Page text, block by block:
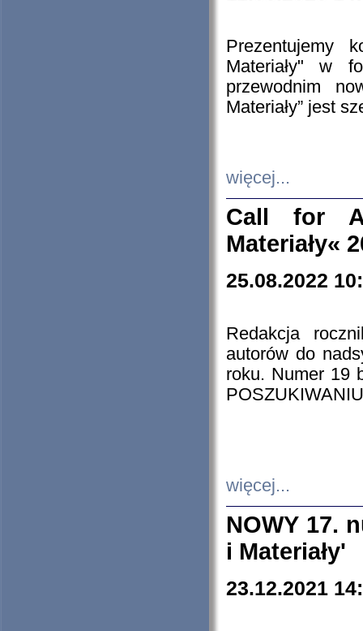
Prezentujemy
Materiały" w
przewodnim
Materiały” jest
więcej...
Call for
Materiały«
25.08.2022
Redakcja
autorów do
roku. Numer 19
więcej...
NOWY 17.
i Materiały'
23.12.2021